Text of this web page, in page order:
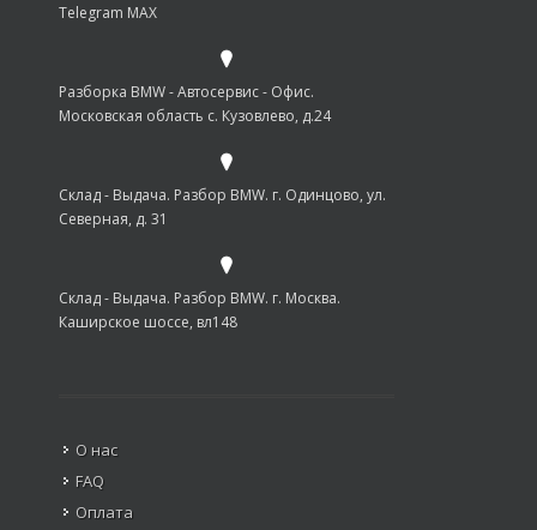
Telegram MAX
Разборка BMW - Автосервис - Офис.
Московская область с. Кузовлево, д.24
Склад - Выдача. Разбор BMW. г. Одинцово, ул.
Северная, д. 31
Склад - Выдача. Разбор BMW. г. Москва.
Каширское шоссе, вл148
О нас
FAQ
Оплата